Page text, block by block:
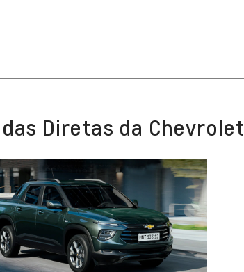
Diretas da Chevrolet